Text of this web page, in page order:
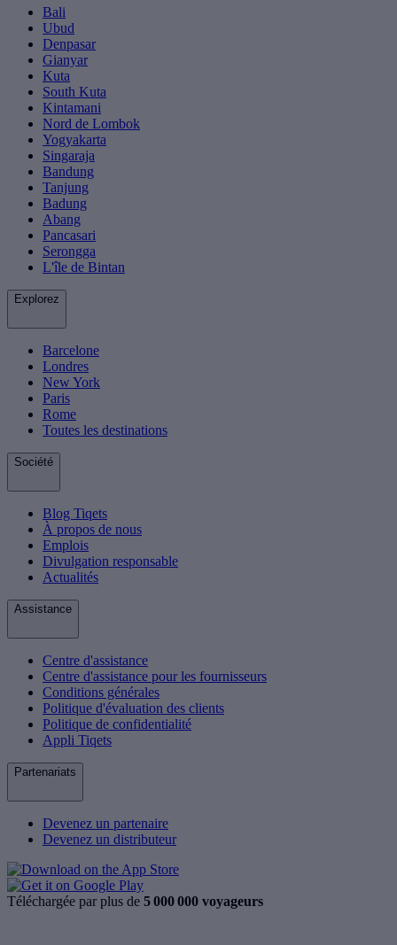
Bali
Ubud
Denpasar
Gianyar
Kuta
South Kuta
Kintamani
Nord de Lombok
Yogyakarta
Singaraja
Bandung
Tanjung
Badung
Abang
Pancasari
Serongga
L'île de Bintan
Explorez
Barcelone
Londres
New York
Paris
Rome
Toutes les destinations
Société
Blog Tiqets
À propos de nous
Emplois
Divulgation responsable
Actualités
Assistance
Centre d'assistance
Centre d'assistance pour les fournisseurs
Conditions générales
Politique d'évaluation des clients
Politique de confidentialité
Appli Tiqets
Partenariats
Devenez un partenaire
Devenez un distributeur
Téléchargée par plus de 5 000 000 voyageurs